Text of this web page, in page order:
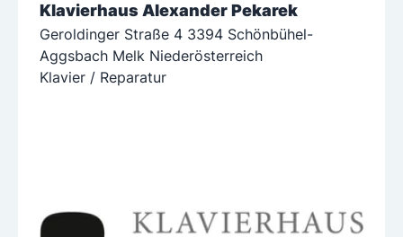
Klavierhaus Alexander Pekarek
Geroldinger Straße 4 3394 Schönbühel-
Aggsbach Melk Niederösterreich
Klavier / Reparatur